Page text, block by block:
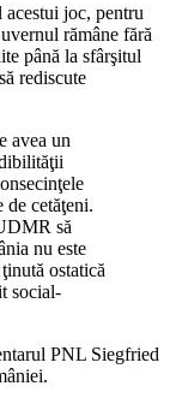
joc, pentru
rămâne fără
până la sfârşitul
rediscute
avea un
cetăţeni.
să
nu este
ostatică
social-
PNL Siegfried